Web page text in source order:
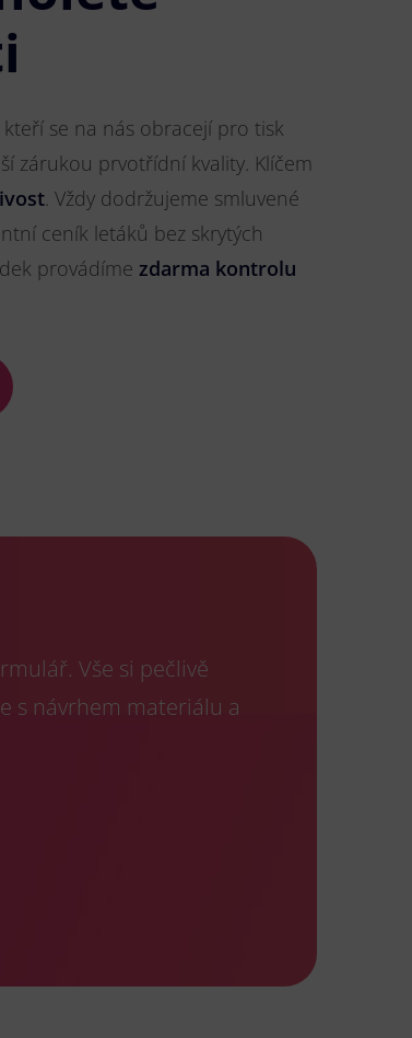
kteří se na nás obracejí pro tisk
zárukou prvotřídní kvality. Klíčem
. Vždy dodržujeme smluvené
ceník letáků bez skrytých
provádíme zdarma kontrolu
Vše si pečlivě
s návrhem materiálu a